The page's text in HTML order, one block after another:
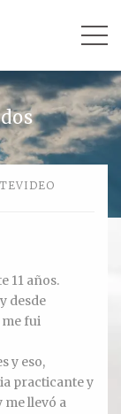
11 años.
desde
fui
y eso,
practicante y
me llevó a